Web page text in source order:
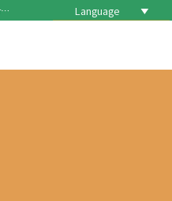
邮箱：sofinawang@ksrcd.com Language 